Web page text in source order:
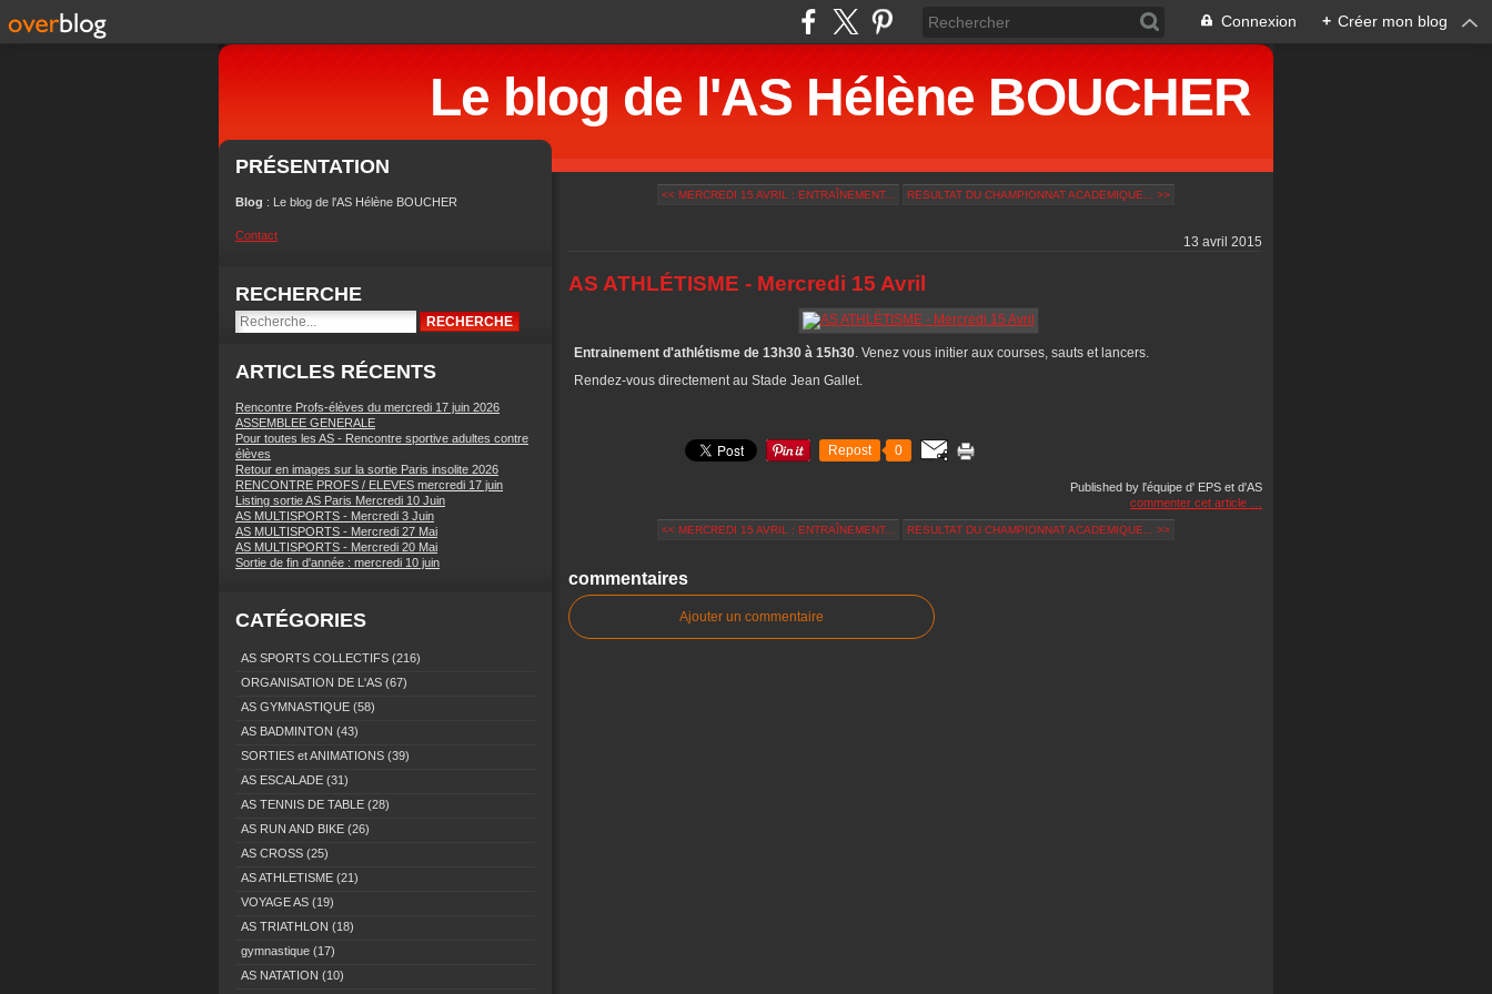
Connexion + Créer mon blog
Le blog de l'AS Hélène BOUCHER
PRÉSENTATION
Blog : Le blog de l'AS Hélène BOUCHER
Contact
RECHERCHE
ARTICLES RÉCENTS
Rencontre Profs-élèves du mercredi 17 juin 2026
ASSEMBLEE GENERALE
Pour toutes les AS - Rencontre sportive adultes contre
élèves
Retour en images sur la sortie Paris insolite 2026
RENCONTRE PROFS / ELEVES mercredi 17 juin
Listing sortie AS Paris Mercredi 10 Juin
AS MULTISPORTS - Mercredi 3 Juin
AS MULTISPORTS - Mercredi 27 Mai
AS MULTISPORTS - Mercredi 20 Mai
Sortie de fin d'année : mercredi 10 juin
CATÉGORIES
AS SPORTS COLLECTIFS (216)
ORGANISATION DE L'AS (67)
AS GYMNASTIQUE (58)
AS BADMINTON (43)
SORTIES et ANIMATIONS (39)
AS ESCALADE (31)
AS TENNIS DE TABLE (28)
AS RUN AND BIKE (26)
AS CROSS (25)
AS ATHLETISME (21)
VOYAGE AS (19)
AS TRIATHLON (18)
gymnastique (17)
AS NATATION (10)
<< MERCREDI 15 AVRIL : ENTRAÎNEMENT... RESULTAT DU CHAMPIONNAT ACADEMIQUE... >>
13 avril 2015
AS ATHLÉTISME - Mercredi 15 Avril
Entrainement d'athlétisme de 13h30 à 15h30. Venez vous initier aux courses, sauts et lancers.
Rendez-vous directement au Stade Jean Gallet.
Repost 0
Published by l'équipe d' EPS et d'AS
commenter cet article
<< MERCREDI 15 AVRIL : ENTRAÎNEMENT... RESULTAT DU CHAMPIONNAT ACADEMIQUE... >>
commentaires
Ajouter un commentaire